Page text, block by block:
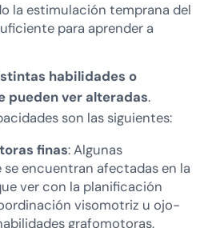
la estimulación temprana del
para aprender a
habilidades o
pueden ver alteradas.
son las siguientes:
finas: Algunas
encuentran afectadas en la
ver con la planificación
visomotriz u ojo-
grafomotoras.